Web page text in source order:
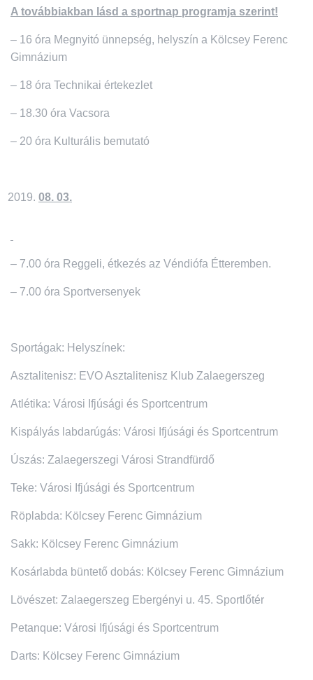
A továbbiakban lásd a sportnap programja szerint!
– 16 óra Megnyitó ünnepség, helyszín a Kölcsey Ferenc
Gimnázium
– 18 óra Technikai értekezlet
– 18.30 óra Vacsora
– 20 óra Kulturális bemutató
08. 03.
– 7.00 óra Reggeli, étkezés az Véndiófa Étteremben.
– 7.00 óra Sportversenyek
Sportágak: Helyszínek:
Asztalitenisz: EVO Asztalitenisz Klub Zalaegerszeg
Atlétika: Városi Ifjúsági és Sportcentrum
Kispályás labdarúgás: Városi Ifjúsági és Sportcentrum
Úszás: Zalaegerszegi Városi Strandfürdő
Teke: Városi Ifjúsági és Sportcentrum
Röplabda: Kölcsey Ferenc Gimnázium
Sakk: Kölcsey Ferenc Gimnázium
Kosárlabda büntető dobás: Kölcsey Ferenc Gimnázium
Lövészet: Zalaegerszeg Ebergényi u. 45. Sportlőtér
Petanque: Városi Ifjúsági és Sportcentrum
Darts: Kölcsey Ferenc Gimnázium